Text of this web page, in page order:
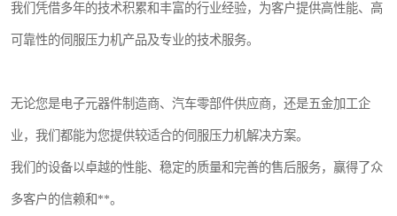
我们凭借多年的技术积累和丰富的行业经验，为客户提供高性能、高
可靠性的伺服压力机产品及专业的技术服务。
无论您是电子元器件制造商、汽车零部件供应商，还是五金加工企
业，我们都能为您提供较适合的伺服压力机解决方案。
我们的设备以卓越的性能、稳定的质量和完善的售后服务，赢得了众
多客户的信赖和**。